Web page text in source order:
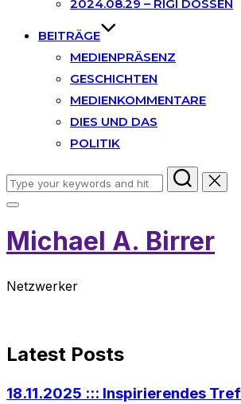
2024.08.29 – RIGI DOSSEN
BEITRÄGE
MEDIENPRÄSENZ
GESCHICHTEN
MEDIENKOMMENTARE
DIES UND DAS
POLITIK
Search
for:
Toggle
&
navigation
Michael A. Birrer
Netzwerker
down
to
Latest Posts
18.11.2025 ::: Inspirierendes